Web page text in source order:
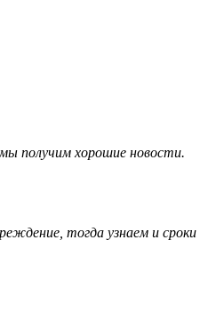
получим хорошие новости.
тогда узнаем и сроки